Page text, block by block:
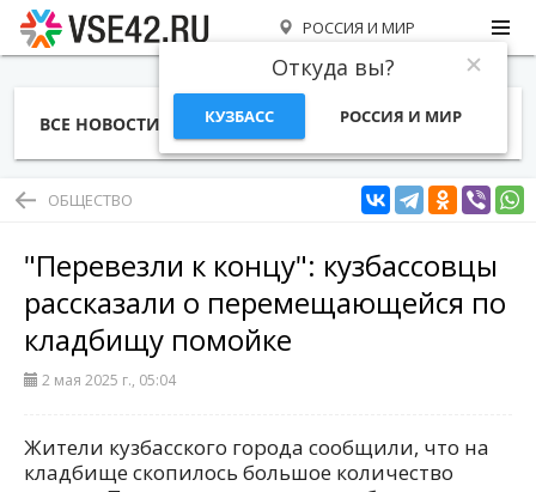
РОССИЯ И МИР
Откуда вы?
КУЗБАСС РОССИЯ И МИР
ВСЕ НОВОСТИ СТАТЬИ ТЕМЫ ФОТО
ОБЩЕСТВО
"Перевезли к концу": кузбассовцы
рассказали о перемещающейся по
кладбищу помойке
2 мая 2025 г., 05:04
Жители кузбасского города сообщили, что на
кладбище скопилось большое количество